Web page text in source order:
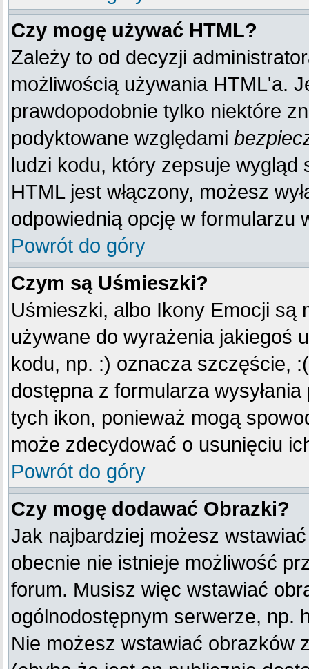
Czy mogę używać HTML?
Zależy to od decyzji
możliwością używania HTML'a.
prawdopodobnie tylko niektóre
podyktowane względami
ludzi kodu, który zepsuje wygląd
HTML jest włączony, możesz
odpowiednią opcję w formularzu
Powrót do góry
Czym są Uśmieszki?
Uśmieszki, albo Ikony Emocji są
używane do wyrażenia jakiegoś
kodu, np. :) oznacza szczęście,
dostępna z formularza
tych ikon, ponieważ mogą
może zdecydować o usunięciu
Powrót do góry
Czy mogę dodawać Obrazki?
Jak najbardziej możesz
obecnie nie istnieje możliwość
forum. Musisz więc wstawiać
ogólnodostępnym serwerze, np.
Nie możesz wstawiać obrazków